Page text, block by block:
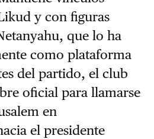
y con figuras
que lo ha
como plataforma
del partido, el club
oficial para llamarse
en
el presidente